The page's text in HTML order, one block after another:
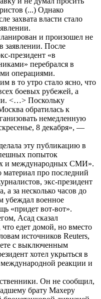
(...) Однако
захвата власти стало
и произошел не
заявлении. После
президент «в
перебрался в
операциями.
в то утро стало ясно, что
боевых рубежей, а
<…> Поскольку
обратилась к
немедленную
8 декабря», —
эту публикацию в
попыток
и международных СМИ».
материал про последний
экс-президент
а за несколько часов до
убеждал военное
«придет вот-вот».
Асад сказал
едет домой, но вместо
источников Reuters,
с выключенным
хотел укрыться в
реакции и
Он не сообщил,
брату Махеру